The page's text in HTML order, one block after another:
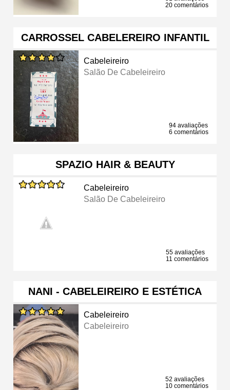
20 comentários
CARROSSEL CABELEREIRO INFANTIL
Cabeleireiro
Salão De Cabeleireiro
94 avaliações
6 comentários
SPAZIO HAIR & BEAUTY
Cabeleireiro
Salão De Cabeleireiro
55 avaliações
11 comentários
NANI - CABELEIREIRO E ESTÉTICA
Cabeleireiro
Cabeleireiro
52 avaliações
10 comentários